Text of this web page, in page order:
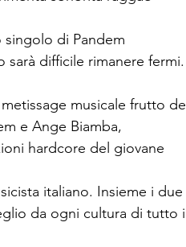
singolo di Pandem
sarà difficile rimanere fermi.
musicale frutto del
e Ange Biamba,
hardcore del giovane
italiano. Insieme i due
da ogni cultura di tutto il